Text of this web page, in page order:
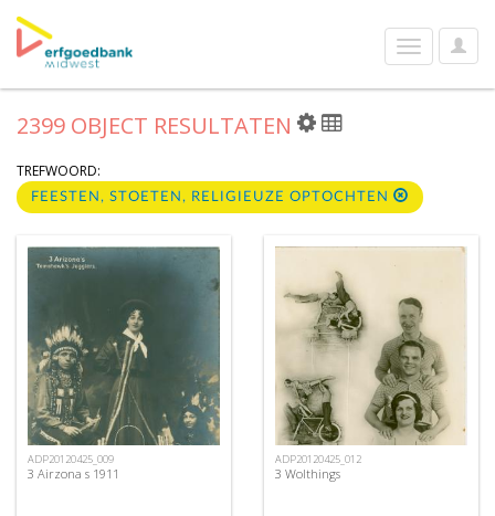
User
Toggle
navigation
2399 OBJECT RESULTATEN
TREFWOORD:
FEESTEN, STOETEN, RELIGIEUZE OPTOCHTEN
ADP20120425_009
3 Airzona s 1911
ADP20120425_012
3 Wolthings